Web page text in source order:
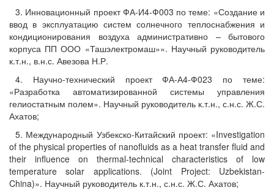
3. Инновационный проект ФА-И4-Ф003 по теме: «Создание и
ввод в эксплуатацию систем солнечного теплоснабжения и
кондиционирования воздуха административно – бытового
корпуса ПП ООО «Ташэлектромаш»». Научный руководитель
к.т.н., в.н.с. Авезова Н.Р.
4. Научно-технический проект ФА-А4-Ф023 по теме:
«Разработка автоматизированной системы управления
гелиостатным полем». Научный руководитель к.т.н., с.н.с. Ж.С.
Ахатов;
5. Международный Узбекско-Китайский проект: «Investigation
of the physical properties of nanofluids as a heat transfer fluid and
their influence on thermal-technical characteristics of low
temperature solar applications. (Joint Project: Uzbekistan-
China)». Научный руководитель к.т.н., с.н.с. Ж.С. Ахатов;